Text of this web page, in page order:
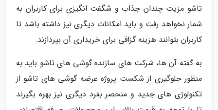
تاشو مزیت چندان جذاب و شگفت انگیزی برای کاربران به
شمار نخواهد رفت و باید امکانات دیگری نیز داشته باشد تا
کاربران بتوانند هزینه گزافی برای خریداری آن بپردازند.
به گفته آن ها، شرکت های سازنده گوشی های تاشو باید به
منظور جلوگیری از شکست پروژه عرضه گوشی های تاشو از
تکنولوژی های جدید و منحصر بفرد دیگری نیز بهره بگیرند